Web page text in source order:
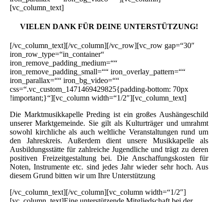
[vc_column_text]
VIELEN DANK FÜR DEINE UNTERSTÜTZUNG!
[/vc_column_text][/vc_column][/vc_row][vc_row gap=“30″
iron_row_type=“in_container“
iron_remove_padding_medium=““
iron_remove_padding_small=““ iron_overlay_pattern=““
iron_parallax=““ iron_bg_video=““
css=“.vc_custom_1471469429825{padding-bottom: 70px
!important;}“][vc_column width=“1/2″][vc_column_text]
Die Marktmusikkapelle Preding ist ein großes Aushängeschild
unserer Marktgemeinde. Sie gilt als Kulturträger und umrahmt
sowohl kirchliche als auch weltliche Veranstaltungen rund um
den Jahreskreis. Außerdem dient unsere Musikkapelle als
Ausbildungsstätte für zahlreiche Jugendliche und trägt zu deren
positiven Freizeitgestaltung bei. Die Anschaffungskosten für
Noten, Instrumente etc. sind jedes Jahr wieder sehr hoch. Aus
diesem Grund bitten wir um Ihre Unterstützung
[/vc_column_text][/vc_column][vc_column width=“1/2″]